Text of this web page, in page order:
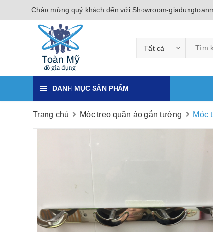
Chào mừng quý khách đến với Showroom-
Tất cả
DANH MỤC SẢN PHẨM
Trang chủ Móc treo quần áo gắn tường Móc